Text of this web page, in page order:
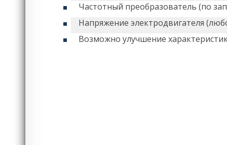
Частотный преобразователь (по
Напряжение электродвигателя
Возможно улучшение